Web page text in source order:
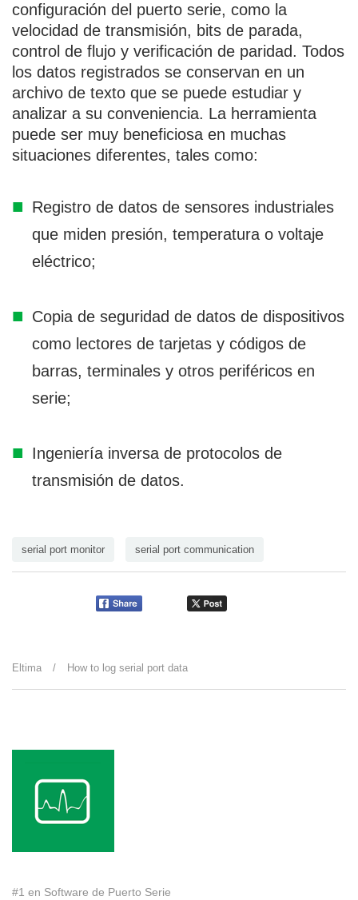
configuración del puerto serie, como la
velocidad de transmisión, bits de parada,
control de flujo y verificación de paridad. Todos
los datos registrados se conservan en un
archivo de texto que se puede estudiar y
analizar a su conveniencia. La herramienta
puede ser muy beneficiosa en muchas
situaciones diferentes, tales como:
Registro de datos de sensores industriales
que miden presión, temperatura o voltaje
eléctrico;
Copia de seguridad de datos de dispositivos
como lectores de tarjetas y códigos de
barras, terminales y otros periféricos en
serie;
Ingeniería inversa de protocolos de
transmisión de datos.
serial port monitor serial port communication
Eltima / How to log serial port data
#1 en Software de Puerto Serie